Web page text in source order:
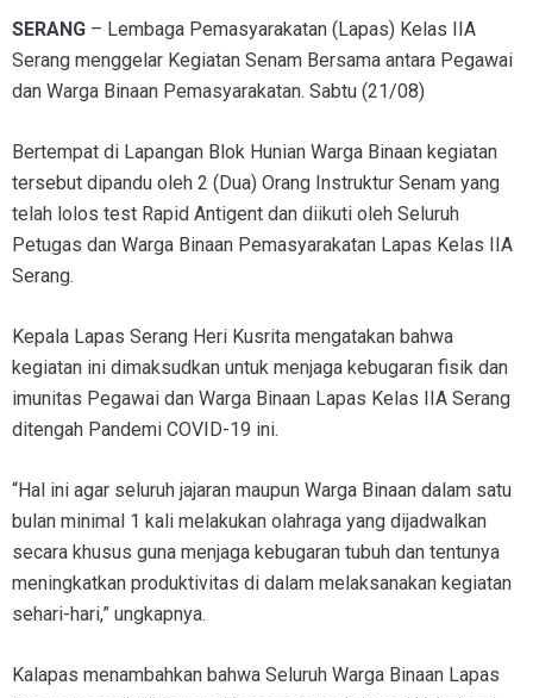
SERANG – Lembaga Pemasyarakatan (Lapas) Kelas IIA
Serang menggelar Kegiatan Senam Bersama antara Pegawai
dan Warga Binaan Pemasyarakatan. Sabtu (21/08)
Bertempat di Lapangan Blok Hunian Warga Binaan kegiatan
tersebut dipandu oleh 2 (Dua) Orang Instruktur Senam yang
telah lolos test Rapid Antigent dan diikuti oleh Seluruh
Petugas dan Warga Binaan Pemasyarakatan Lapas Kelas IIA
Serang.
Kepala Lapas Serang Heri Kusrita mengatakan bahwa
kegiatan ini dimaksudkan untuk menjaga kebugaran fisik dan
imunitas Pegawai dan Warga Binaan Lapas Kelas IIA Serang
ditengah Pandemi COVID-19 ini.
“Hal ini agar seluruh jajaran maupun Warga Binaan dalam satu
bulan minimal 1 kali melakukan olahraga yang dijadwalkan
secara khusus guna menjaga kebugaran tubuh dan tentunya
meningkatkan produktivitas di dalam melaksanakan kegiatan
sehari-hari,” ungkapnya.
Kalapas menambahkan bahwa Seluruh Warga Binaan Lapas